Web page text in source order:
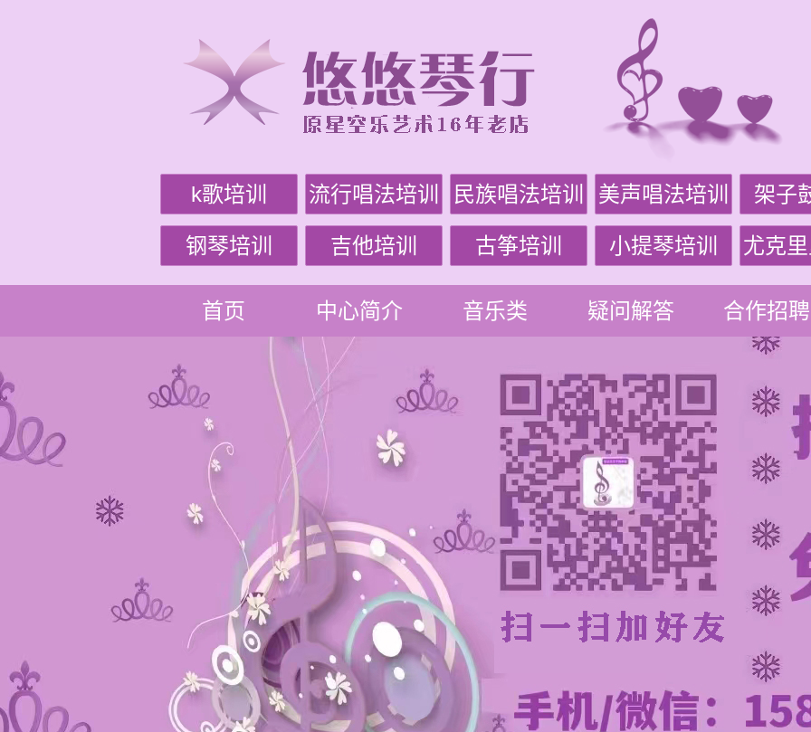
k歌培训 流行唱法培训 民族唱法培训 美声唱法培训 架子
钢琴培训 吉他培训 古筝培训 小提琴培训 尤克
首页 中心简介 音乐类 疑问解答 合作招聘